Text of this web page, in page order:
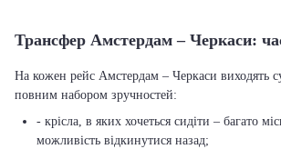
Трансфер Амстердам – Черкаси:
На кожен рейс Амстердам – Черкаси виходять
повним набором зручностей:
- крісла, в яких хочеться сидіти – багато
можливість відкинутися назад;